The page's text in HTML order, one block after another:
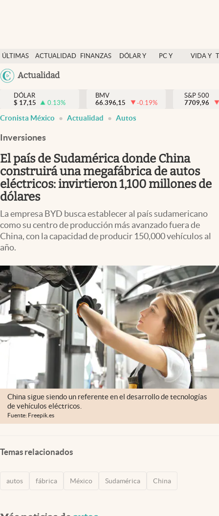
ÚLTIMAS
NOTICIAS
ACTUALIDAD
FINANZAS
DÓLAR Y
PC Y
VIDA Y
México
Actualidad
Actualidad
Finanzas y economía
Dólar y mercados
Pc y celular
Vida y estilo
Clima
Espiritualidad
abre en nueva pestaña
México
DÓLAR
$ 17,15 0.13%
BMV
66.396,15
-0.19%
S&P 500
7709,96
Cronista México Actualidad Autos
Inversiones
El país de Sudamérica donde China
construirá una megafábrica de autos
eléctricos: invirtieron 1,100 millones de
dólares
La empresa BYD busca establecer al país sudamericano
como su centro de producción más avanzado fuera de
China, con la capacidad de producir 150,000 vehículos al
año.
China sigue siendo un referente en el desarrollo de tecnologías
de vehículos eléctricos.
Fuente: Freepik.es
Temas relacionados
autos fábrica México Sudamérica China